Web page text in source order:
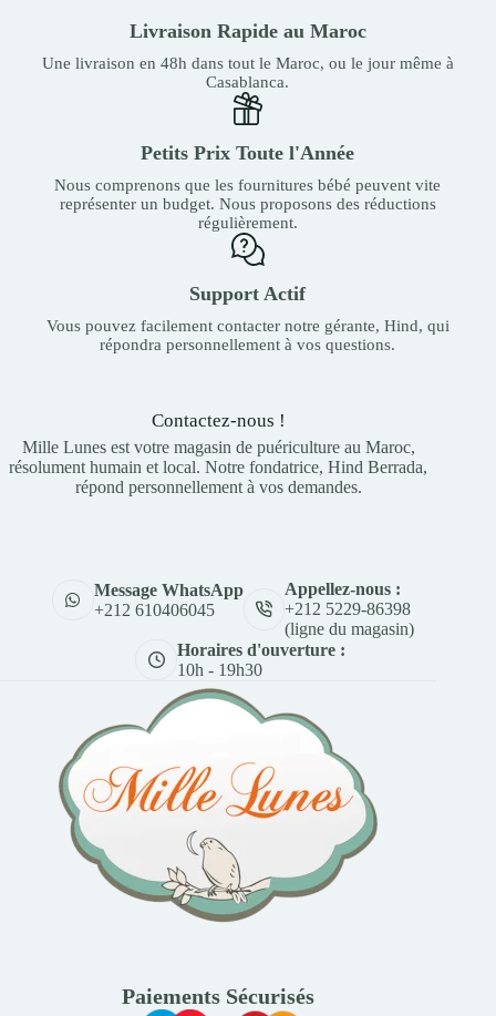
Livraison Rapide au Maroc
Une livraison en 48h dans tout le Maroc, ou le jour même à
Casablanca.
Petits Prix Toute l'Année
Nous comprenons que les fournitures bébé peuvent vite
représenter un budget. Nous proposons des réductions
régulièrement.
Support Actif
Vous pouvez facilement contacter notre gérante, Hind, qui
répondra personnellement à vos questions.
Contactez-nous !
Mille Lunes est votre magasin de puériculture au Maroc,
résolument humain et local. Notre fondatrice, Hind Berrada,
répond personnellement à vos demandes.
Message WhatsApp
+212 610406045
Appellez-nous :
+212 5229-86398
(ligne du magasin)
Horaires d'ouverture :
10h - 19h30
Paiements Sécurisés